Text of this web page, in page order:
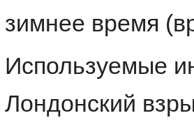
зимнее время
Используемые
Лондонский